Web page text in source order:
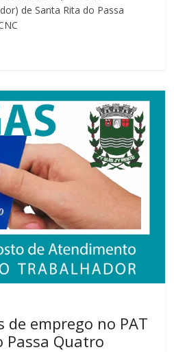
de Santa Rita do Passa
de emprego no PAT
Passa Quatro